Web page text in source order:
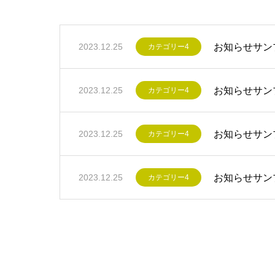
2023.12.25 カテゴリー4 お知らせサン
2023.12.25 カテゴリー4 お知らせサン
2023.12.25 カテゴリー4 お知らせサン
2023.12.25 カテゴリー4 お知らせサン